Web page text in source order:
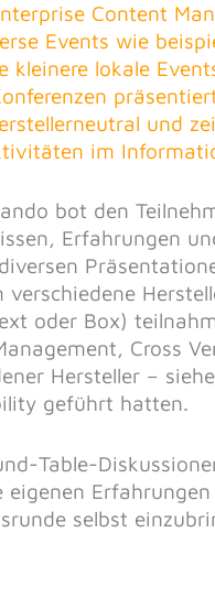
Content
Events wie
kleinere lokale
und
im
bot den
Erfahrungen
oder Box)
Cross
Hersteller –
geführt hatten.
Table-
selbst